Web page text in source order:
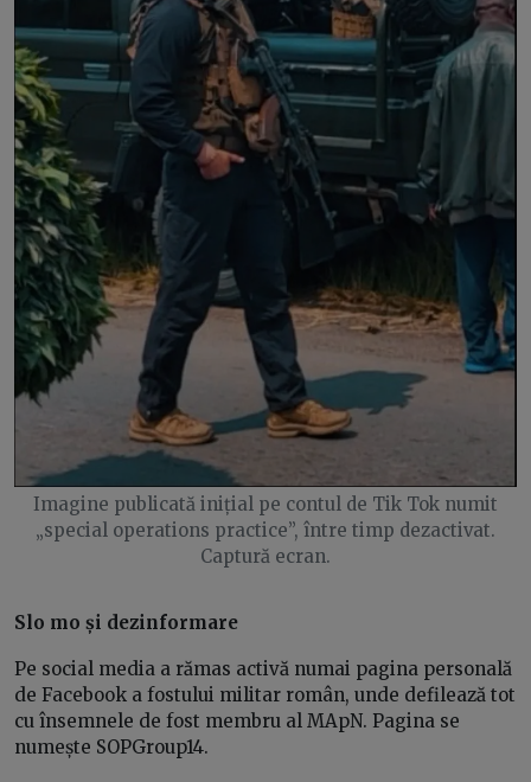
Imagine publicată inițial pe contul de Tik Tok numit
„special operations practice”, între timp dezactivat.
Captură ecran.
Slo mo și dezinformare
Pe social media a rămas activă numai pagina personală
de Facebook a fostului militar român, unde defilează tot
cu însemnele de fost membru al MApN. Pagina se
numește SOPGroup14.